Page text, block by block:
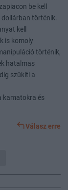
be kell
történik.
kell
is komoly
történik,
hatalmas
szűkíti a
kamatokra és
Válasz erre